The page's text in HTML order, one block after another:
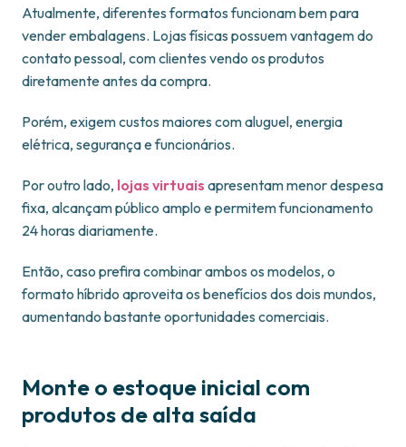
Atualmente, diferentes formatos funcionam bem para
vender embalagens. Lojas físicas possuem vantagem do
contato pessoal, com clientes vendo os produtos
diretamente antes da compra.
Porém, exigem custos maiores com aluguel, energia
elétrica, segurança e funcionários.
Por outro lado, lojas virtuais apresentam menor despesa
fixa, alcançam público amplo e permitem funcionamento
24 horas diariamente.
Então, caso prefira combinar ambos os modelos, o
formato híbrido aproveita os benefícios dos dois mundos,
aumentando bastante oportunidades comerciais.
Monte o estoque inicial com
produtos de alta saída